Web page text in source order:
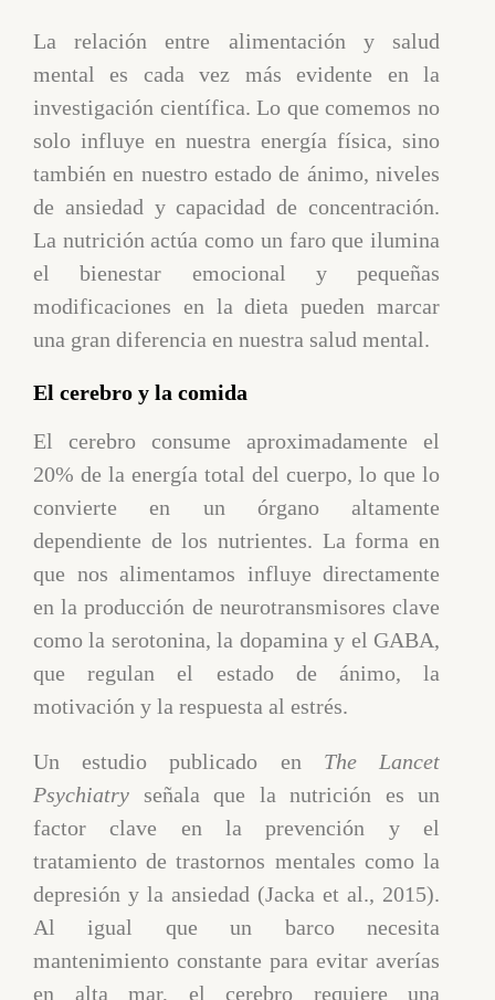
La relación entre alimentación y salud
mental es cada vez más evidente en la
investigación científica. Lo que comemos no
solo influye en nuestra energía física, sino
también en nuestro estado de ánimo, niveles
de ansiedad y capacidad de concentración.
La nutrición actúa como un faro que ilumina
el bienestar emocional y pequeñas
modificaciones en la dieta pueden marcar
una gran diferencia en nuestra salud mental.
El cerebro y la comida
El cerebro consume aproximadamente el
20% de la energía total del cuerpo, lo que lo
convierte en un órgano altamente
dependiente de los nutrientes. La forma en
que nos alimentamos influye directamente
en la producción de neurotransmisores clave
como la serotonina, la dopamina y el GABA,
que regulan el estado de ánimo, la
motivación y la respuesta al estrés.
Un estudio publicado en The Lancet
Psychiatry señala que la nutrición es un
factor clave en la prevención y el
tratamiento de trastornos mentales como la
depresión y la ansiedad (Jacka et al., 2015).
Al igual que un barco necesita
mantenimiento constante para evitar averías
en alta mar, el cerebro requiere una